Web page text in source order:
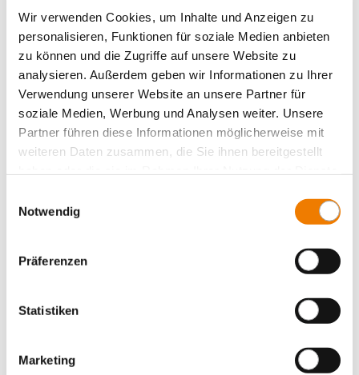
Wir verwenden Cookies, um Inhalte und Anzeigen zu
personalisieren, Funktionen für soziale Medien anbieten
zu können und die Zugriffe auf unsere Website zu
analysieren. Außerdem geben wir Informationen zu Ihrer
Verwendung unserer Website an unsere Partner für
soziale Medien, Werbung und Analysen weiter. Unsere
Partner führen diese Informationen möglicherweise mit
weiteren Daten zusammen, die Sie ihnen bereitgestellt
Notwendig
Präferenzen
Statistiken
Marketing
36262
MOTUS C14 CrossBoard Connect Plus